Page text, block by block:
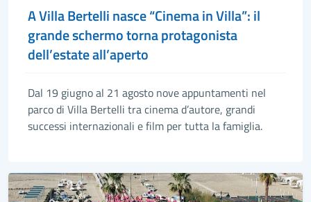
A Villa Bertelli nasce “Cinema in Villa”: il
grande schermo torna protagonista
dell’estate all’aperto
Dal 19 giugno al 21 agosto nove appuntamenti nel
parco di Villa Bertelli tra cinema d’autore, grandi
successi internazionali e film per tutta la famiglia.